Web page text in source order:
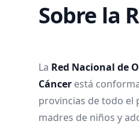
Sobre la
La Red Nacional de
Cáncer está
provincias de todo el
madres de niños y